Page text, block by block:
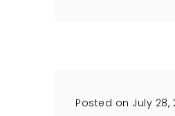
Posted on July 28,